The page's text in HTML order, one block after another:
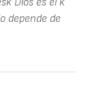
depende de